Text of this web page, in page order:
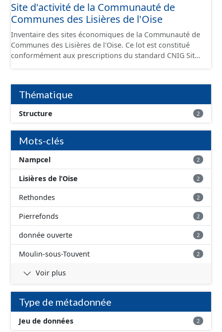
conformément aux prescriptions du standard CNIG Sites
Économiques. Ce lot ne contient pas la référence aux
delà des prescriptions du CNIG se limitant aux SCI.
Site d'activité de la Communauté de
Communes des Lisières de l'Oise
Inventaire des sites économiques de la Communauté de
Communes des Lisières de l'Oise. Ce lot est constitué
conformément aux prescriptions du standard CNIG Sites
Thématique
Structure 2
Mots-clés
Nampcel 2
Lisières de l’Oise 2
Rethondes 2
Pierrefonds 2
donnée ouverte 2
Moulin-sous-Touvent 2
Voir plus
Type de métadonnée
Jeu de données 2